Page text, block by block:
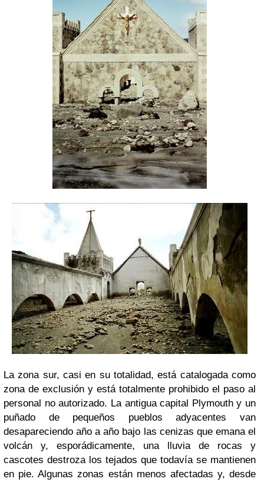
La zona sur, casi en su totalidad, está catalogada como
zona de exclusión y está totalmente prohibido el paso al
personal no autorizado. La antigua capital Plymouth y un
puñado de pequeños pueblos adyacentes van
desapareciendo año a año bajo las cenizas que emana el
volcán y, esporádicamente, una lluvia de rocas y
cascotes destroza los tejados que todavía se mantienen
en pie. Algunas zonas están menos afectadas y, desde